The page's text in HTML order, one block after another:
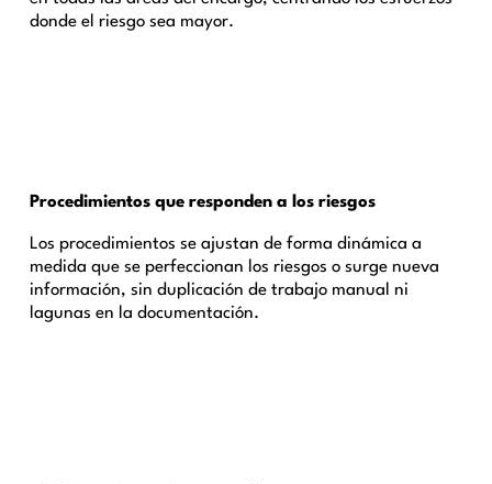
donde el riesgo sea mayor.
Procedimientos que responden a los riesgos
Los procedimientos se ajustan de forma dinámica a
medida que se perfeccionan los riesgos o surge nueva
información, sin duplicación de trabajo manual ni
lagunas en la documentación.